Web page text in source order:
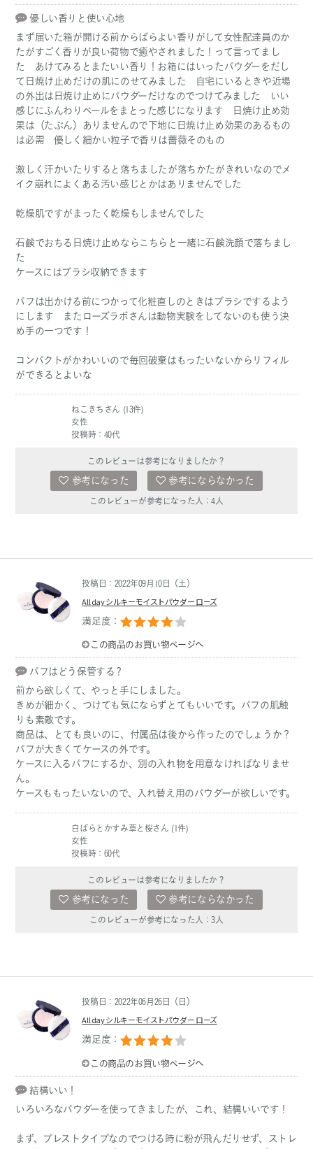
優しい香りと使い心地
まず届いた箱が開ける前からばらよい香りがして女性配達員のか
たがすごく香りが良い荷物で癒やされました！って言ってまし
た あけてみるとまたいい香り！お箱にはいったパウダーをだし
て日焼け止めだけの肌にのせてみました 自宅にいるときや近場
の外出は日焼け止めにパウダーだけなのでつけてみました いい
感じにふんわりベールをまとった感じになります 日焼け止め効
果は（たぶん）ありませんので下地に日焼け止め効果のあるもの
は必需 優しく細かい粒子で香りは薔薇そのもの
激しく汗かいたりすると落ちましたが落ちかたがきれいなのでメ
イク崩れによくある汚い感じとかはありませんでした
乾燥肌ですがまったく乾燥もしませんでした
石鹸でおちる日焼け止めならこちらと一緒に石鹸洗顔で落ちまし
た
ケースにはブラシ収納できます
パフは出かける前につかって化粧直しのときはブラシでするよう
にします またローズラボさんは動物実験をしてないのも使う決
め手の一つです！
コンパクトがかわいいので毎回破棄はもったいないからリフィル
ができるとよいな
ねこきちさん (13件)
女性
投稿時：40代
このレビューは参考になりましたか？
参考になった 参考にならなかった
このレビューが参考になった人：4 人
投稿日：2022年09月10日（土）
All day シルキーモイストパウダー ローズ
満足度：
この商品のお買い物ページへ
パフはどう保管する？
前から欲しくて、やっと手にしました。
きめが細かく、つけても気にならずとてもいいです。パフの肌触
りも素敵です。
商品は、とても良いのに、付属品は後から作ったのでしょうか？
パフが大きくてケースの外です。
ケースに入るパフにするか、別の入れ物を用意なければなりませ
ん。
ケースももったいないので、入れ替え用のパウダーが欲しいです。
白ばらとかすみ草と桜さん (1件)
女性
投稿時：60代
このレビューは参考になりましたか？
参考になった 参考にならなかった
このレビューが参考になった人：3 人
投稿日：2022年06月26日（日）
All day シルキーモイストパウダー ローズ
満足度：
この商品のお買い物ページへ
結構いい！
いろいろなパウダーを使ってきましたが、これ、結構いいです！
まず、プレストタイプなのでつける時に粉が飛んだりせず、ストレ